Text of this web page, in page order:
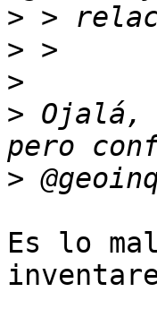
>
>
>
> Ojalá,
>
Es lo